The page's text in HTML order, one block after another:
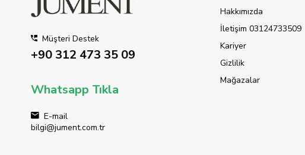
Müşteri Destek
+90 312 473 35 09
Whatsapp Tıkla
E-mail
bilgi@jument.com.tr
Hakkımızda
İletişim 03124733509
Kariyer
Gizlilik
Mağazalar